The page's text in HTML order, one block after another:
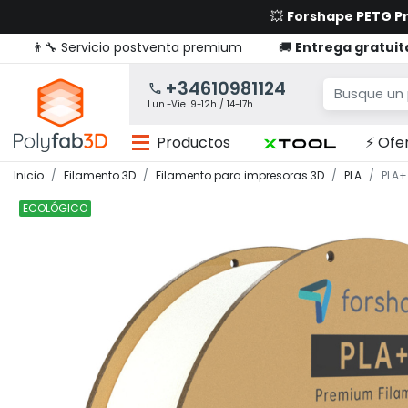
💥 Forshape PETG
👨‍🔧 Servicio postventa premium
🚚 Entrega
+34610981124
Lun.-Vie. 9-12h / 14-17h
Productos ⚡
Inicio Filamento 3D Filamento para impresoras 3D PLA
ECOLÓGICO